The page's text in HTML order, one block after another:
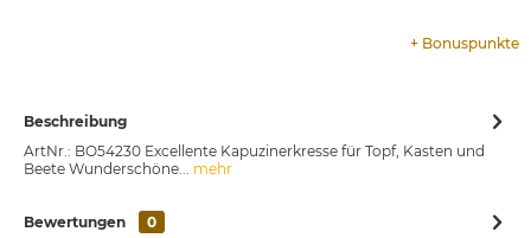
+ Bonuspunkte
Beschreibung
ArtNr.: BO54230 Excellente Kapuzinerkresse für Topf, Kasten und
Beete Wunderschöne... mehr
Bewertungen
0